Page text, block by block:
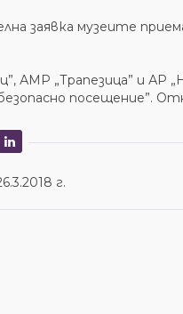
заявка музеите
АМР „Трапезица” и АР
посещение”.
г.